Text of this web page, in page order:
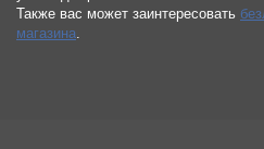
Также вас может заинтересовать
магазина